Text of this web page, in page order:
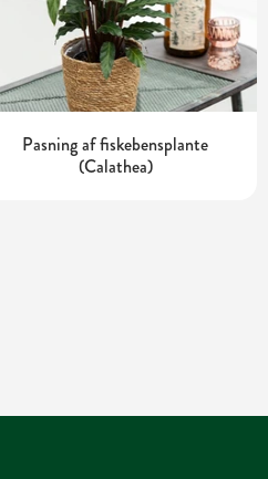
Pasning af fiskebensplante
(Calathea)